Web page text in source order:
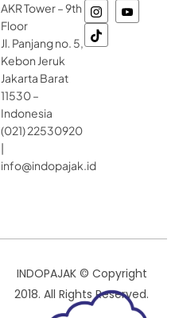
AKR Tower – 9th
Floor
Jl. Panjang no. 5,
Kebon Jeruk
Jakarta Barat
11530 –
Indonesia
(021) 22530920
|
info@indopajak.id
INDOPAJAK © Copyright
2018. All Rights Reserved.